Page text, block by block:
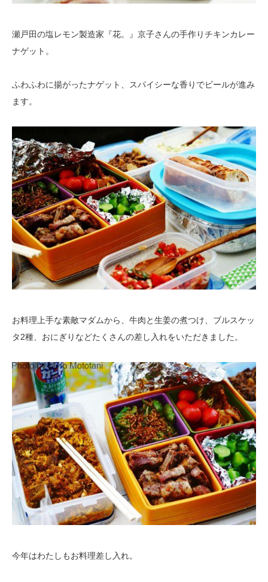
瀬戸田の塩レモン製造家『花。』京子さんの手作りチキンカレー
ナゲット。
ふわふわに揚がったナゲット、スパイシーな香りでビールが進み
ます。
お料理上手な素敵マダムから、牛肉と生姜の煮つけ、ブルスケッ
タ2種、おにぎりなどたくさんの差し入れをいただきました。
今年はわたしもお料理差し入れ。